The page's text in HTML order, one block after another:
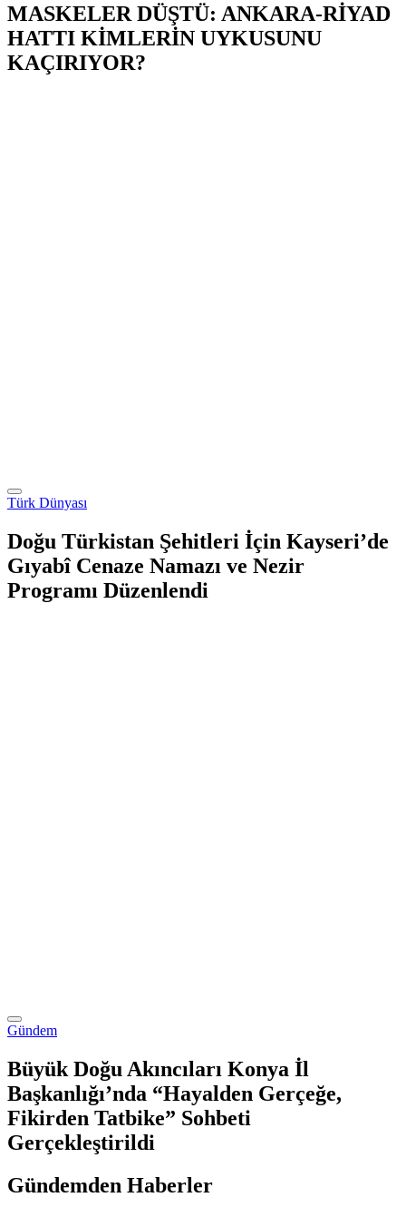
MASKELER DÜŞTÜ: ANKARA-RİYAD
HATTI KİMLERİN UYKUSUNU
KAÇIRIYOR?
Türk Dünyası
Doğu Türkistan Şehitleri İçin Kayseri’de
Gıyabî Cenaze Namazı ve Nezir
Programı Düzenlendi
Gündem
Büyük Doğu Akıncıları Konya İl
Başkanlığı’nda “Hayalden Gerçeğe,
Fikirden Tatbike” Sohbeti
Gerçekleştirildi
Gündemden Haberler